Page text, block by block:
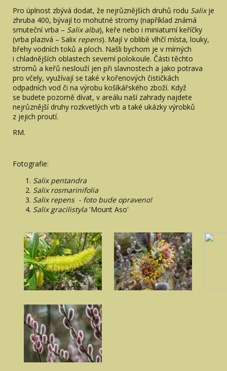
Pro úplnost zbývá dodat, že nejrůznějších druhů rodu Salixje
zhruba 400, bývají to mohutné stromy (například známá
smuteční vrba – Salix alba), keře nebo i miniaturní keříčky
(vrba plazivá – Salix repens). Mají v oblibě vlhčí místa, louky,
břehy vodních toků a ploch. Našli bychom je v mírných
i chladnějších oblastech severní polokoule. Části těchto
stromů a keřů neslouží jen při slavnostech a jako potrava
pro včely, využívají se také v kořenových čističkách
odpadních vod či na výrobu košíkářského zboží. Když
se budete pozorně dívat, v areálu naší zahrady najdete
nejrůznější druhy rozkvetlých vrb a také ukázky výrobků
z jejich proutí.
RM.
Fotografie:
Salix pentandra
Salix rosmarinifolia
Salix repens - foto bude opraveno!
Salix gracilistyla 'Mount Aso'